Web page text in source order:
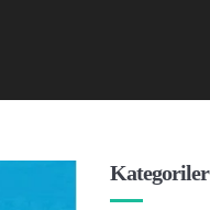
Kategoriler